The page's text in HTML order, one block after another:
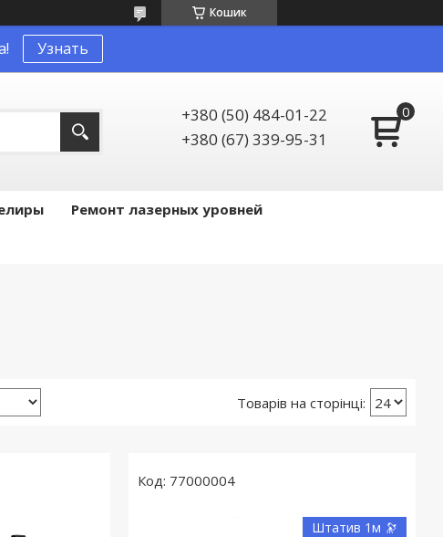
Кошик
Узнать
+380 (50) 484-01-22
+380 (67) 339-95-31
Ремонт лазерных уровней
77000004
Штатив 1м 🔭